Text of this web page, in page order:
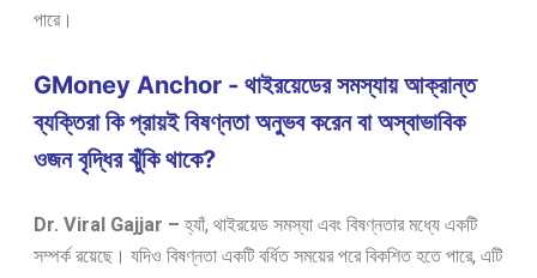
পারে।
GMoney Anchor - থাইরয়েডের সমস্যায় আক্রান্ত
ব্যক্তিরা কি প্রায়ই বিষণ্নতা অনুভব করেন বা অস্বাভাবিক
ওজন বৃদ্ধির ঝুঁকি থাকে?
Dr. Viral Gajjar –হ্যাঁ, থাইরয়েড সমস্যা এবং বিষণ্নতার মধ্যে একটি
সম্পর্ক রয়েছে। যদিও বিষণ্নতা একটি বর্ধিত সময়ের পরে বিকশিত হতে পারে, এটি